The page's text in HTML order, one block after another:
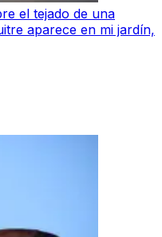
el tejado de una
aparece en mi jardín,